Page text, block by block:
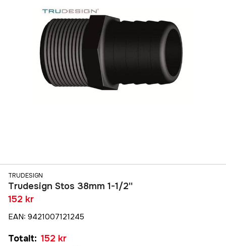
TRUDESIGN
Trudesign Stos 38mm 1-1/2''
152 kr
EAN: 9421007121245
Totalt: 152 kr